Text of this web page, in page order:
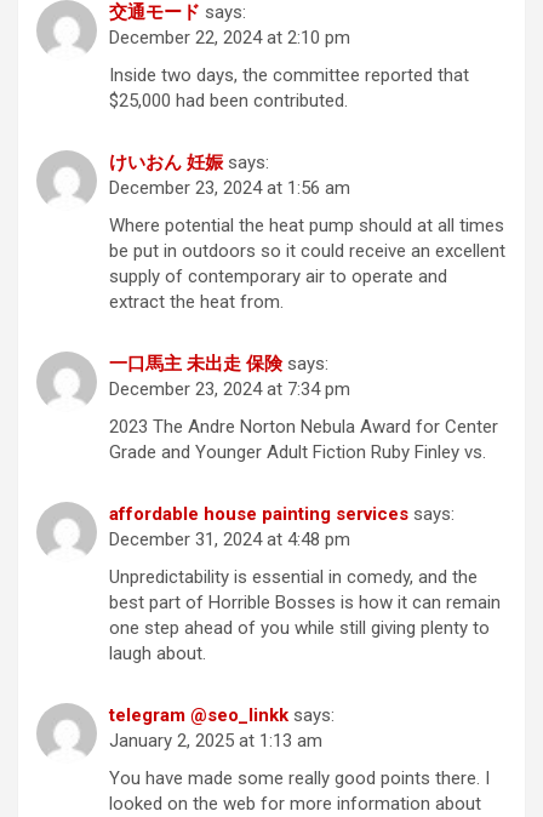
交通モード says:
December 22, 2024 at 2:10 pm
Inside two days, the committee reported that
$25,000 had been contributed.
けいおん 妊娠 says:
December 23, 2024 at 1:56 am
Where potential the heat pump should at all times
be put in outdoors so it could receive an excellent
supply of contemporary air to operate and
extract the heat from.
一口馬主 未出走 保険 says:
December 23, 2024 at 7:34 pm
2023 The Andre Norton Nebula Award for Center
Grade and Younger Adult Fiction Ruby Finley vs.
affordable house painting services says:
December 31, 2024 at 4:48 pm
Unpredictability is essential in comedy, and the
best part of Horrible Bosses is how it can remain
one step ahead of you while still giving plenty to
laugh about.
telegram @seo_linkk says:
January 2, 2025 at 1:13 am
You have made some really good points there. I
looked on the web for more information about